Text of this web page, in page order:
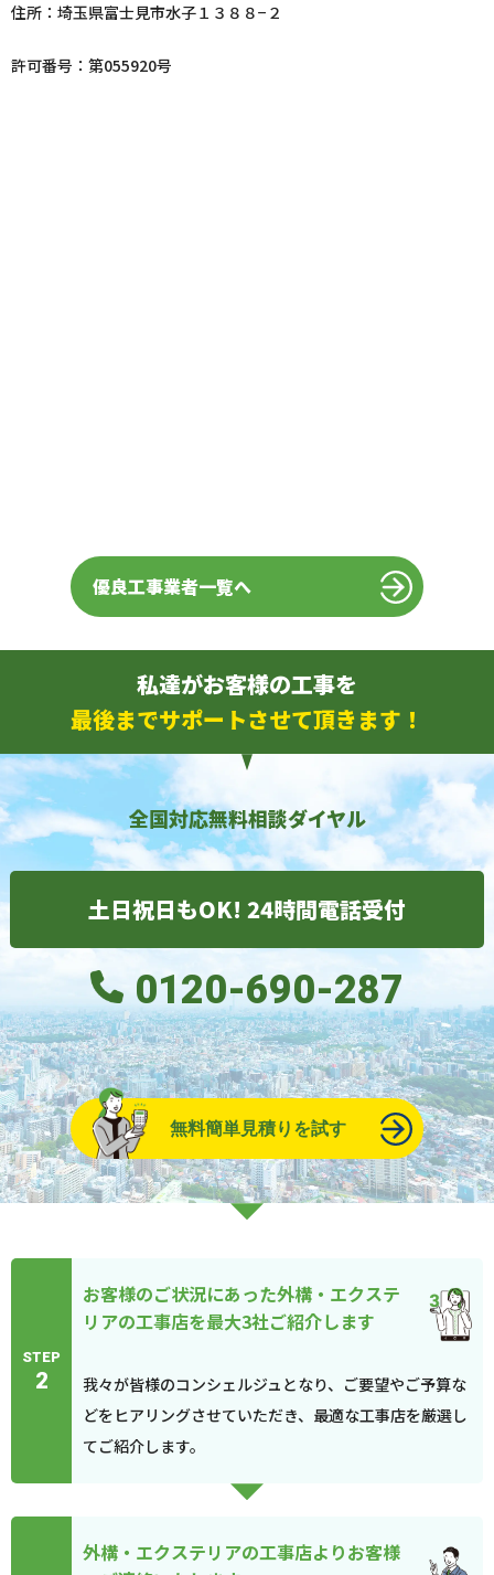
住所：埼玉県富士見市水子１３８８−２
許可番号：第055920号
優良工事業者一覧へ
私達がお客様の工事を
最後までサポートさせて頂きます！
全国対応無料相談ダイヤル
土日祝日もOK! 24時間電話受付
0120-690-287
無料簡単見積りを試す
STEP
2
お客様のご状況にあった外構・エクステ
リアの工事店を最大3社ご紹介します
我々が皆様のコンシェルジュとなり、ご要望やご予算な
どをヒアリングさせていただき、最適な工事店を厳選し
てご紹介します。
外構・エクステリアの工事店よりお客様